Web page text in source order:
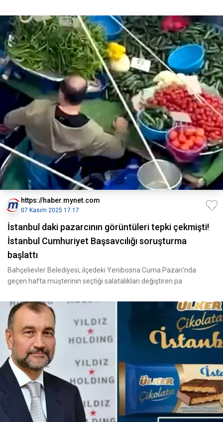
https://haber.mynet.com
07 Kasım 2025 17:17
İstanbul daki pazarcının görüntüleri tepki çekmişti!
İstanbul Cumhuriyet Başsavcılığı soruşturma
başlattı
Bahçelievler Belediyesi, ilçedeki Yenibosna Cuma Pazarı'nda
geçen hafta müşterinin seçtiği salatalıkları değiştiren pa